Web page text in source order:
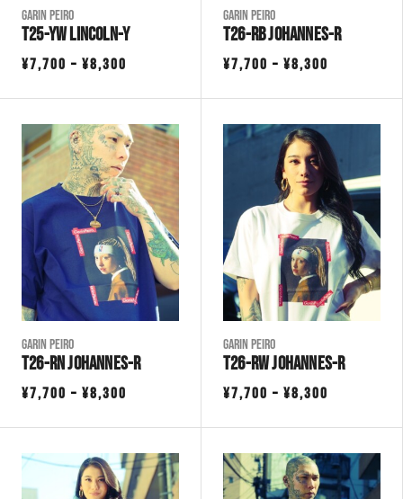
Garin Peiro
T25-YW LINCOLN-Y
¥7,700 – ¥8,300
¥7,700
–
¥8,300
Garin Peiro
T26-RB JOHANNES-R
¥7,700 – ¥8,300
–
¥8,300
Garin Peiro
T26-RN JOHANNES-R
¥7,700 – ¥8,300
¥7,700
–
Garin Peiro
T26-RW JOHANNES-R
¥7,700 – ¥8,300
¥7,700
–